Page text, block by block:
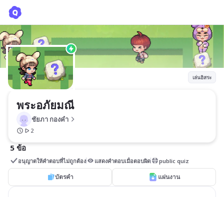
เล่นอิสระ
พระอภัยมณี
ชัยภา กองคํา
2
5 ข้อ
อนุญาตให้คำตอบที่ไม่ถูกต้อง แสดงคำตอบเมื่อตอบผิด public quiz
บัตรคำ แผ่นงาน